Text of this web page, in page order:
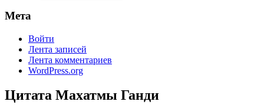
Мета
Войти
Лента записей
Лента комментариев
WordPress.org
Цитата Махатмы Ганди